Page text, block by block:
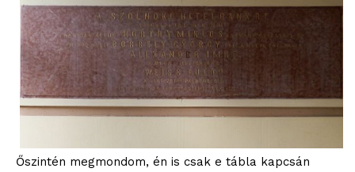
Őszintén megmondom, én is csak e tábla kapcsán